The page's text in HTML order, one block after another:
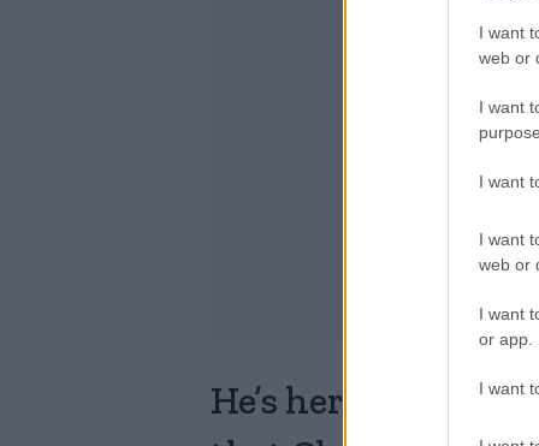
I want
web or
I want
I want
I want
web or
I want
or app.
I want
He’s here to stay